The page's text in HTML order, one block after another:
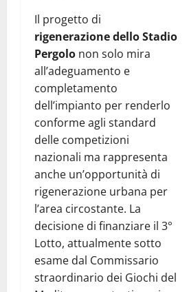
Il progetto di
rigenerazione dello Stadio
Pergolo non solo mira
all’adeguamento e
completamento
dell’impianto per renderlo
conforme agli standard
delle competizioni
nazionali ma rappresenta
anche un’opportunità di
rigenerazione urbana per
l’area circostante. La
decisione di finanziare il 3°
Lotto, attualmente sotto
esame dal Commissario
straordinario dei Giochi del